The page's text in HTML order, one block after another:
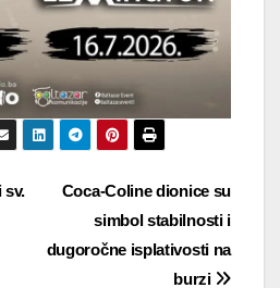
Coca-Coline dionice su
simbol stabilnosti i
dugoročne isplativosti na
burzi
sv.